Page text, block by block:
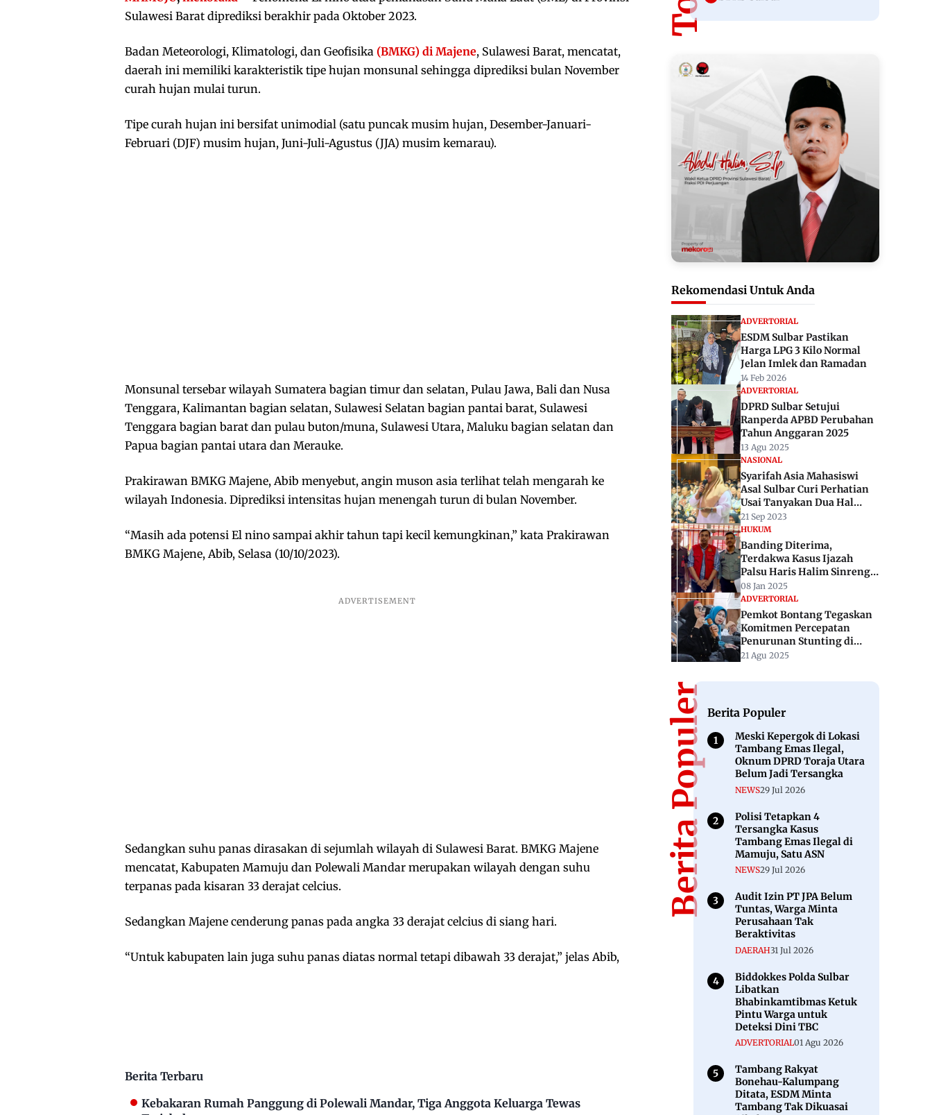
Sulawesi Barat diprediksi berakhir pada Oktober 2023.
Badan Meteorologi, Klimatologi, dan Geofisika (BMKG) di Majene, Sulawesi Barat, mencatat,
daerah ini memiliki karakteristik tipe hujan monsunal sehingga diprediksi bulan November
curah hujan mulai turun.
Tipe curah hujan ini bersifat unimodial (satu puncak musim hujan, Desember-Januari-
Februari (DJF) musim hujan, Juni-Juli-Agustus (JJA) musim kemarau).
Monsunal tersebar wilayah Sumatera bagian timur dan selatan, Pulau Jawa, Bali dan Nusa
Tenggara, Kalimantan bagian selatan, Sulawesi Selatan bagian pantai barat, Sulawesi
Tenggara bagian barat dan pulau buton/muna, Sulawesi Utara, Maluku bagian selatan dan
Papua bagian pantai utara dan Merauke.
Prakirawan BMKG Majene, Abib menyebut, angin muson asia terlihat telah mengarah ke
wilayah Indonesia. Diprediksi intensitas hujan menengah turun di bulan November.
“Masih ada potensi El nino sampai akhir tahun tapi kecil kemungkinan,” kata Prakirawan
BMKG Majene, Abib, Selasa (10/10/2023).
Sedangkan suhu panas dirasakan di sejumlah wilayah di Sulawesi Barat. BMKG Majene
mencatat, Kabupaten Mamuju dan Polewali Mandar merupakan wilayah dengan suhu
terpanas pada kisaran 33 derajat celcius.
Sedangkan Majene cenderung panas pada angka 33 derajat celcius di siang hari.
“Untuk kabupaten lain juga suhu panas diatas normal tetapi dibawah 33 derajat,” jelas Abib,
Berita Terbaru
Kebakaran Rumah Panggung di Polewali Mandar, Tiga Anggota Keluarga Tewas
Rekomendasi Untuk Anda
ADVERTORIAL
ESDM Sulbar Pastikan
Harga LPG 3 Kilo Normal
Jelan Imlek dan Ramadan
14 Feb 2026
ADVERTORIAL
DPRD Sulbar Setujui
Ranperda APBD Perubahan
Tahun Anggaran 2025
13 Agu 2025
NASIONAL
Syarifah Asia Mahasiswi
Asal Sulbar Curi Perhatian
Usai Tanyakan Dua Hal
Sensitif Pada Ganjar
Pranowo
21 Sep 2023
HUKUM
Banding Diterima,
Terdakwa Kasus Ijazah
Palsu Haris Halim Sinreng
Dijatuhi 3 Tahun Penjara
08 Jan 2025
ADVERTORIAL
Pemkot Bontang Tegaskan
Komitmen Percepatan
Penurunan Stunting di
Seminar Nasional UMKT
21 Agu 2025
Berita PopulerBerita Populer
Meski Kepergok di Lokasi
Tambang Emas Ilegal,
Oknum DPRD Toraja Utara
Belum Jadi Tersangka
NEWS29 Jul 2026
Polisi Tetapkan 4
Tersangka Kasus
Tambang Emas Ilegal di
Mamuju, Satu ASN
NEWS29 Jul 2026
Audit Izin PT JPA Belum
Tuntas, Warga Minta
Perusahaan Tak
Beraktivitas
DAERAH31 Jul 2026
Biddokkes Polda Sulbar
Libatkan
Bhabinkamtibmas Ketuk
Pintu Warga untuk
Deteksi Dini TBC
ADVERTORIAL01 Agu 2026
Tambang Rakyat
Bonehau-Kalumpang
Ditata, ESDM Minta
Tambang Tak Dikuasai